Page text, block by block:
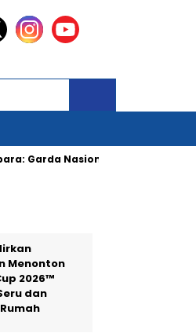
Nasional Kepung Demonstran
Menonton
2026™
dan